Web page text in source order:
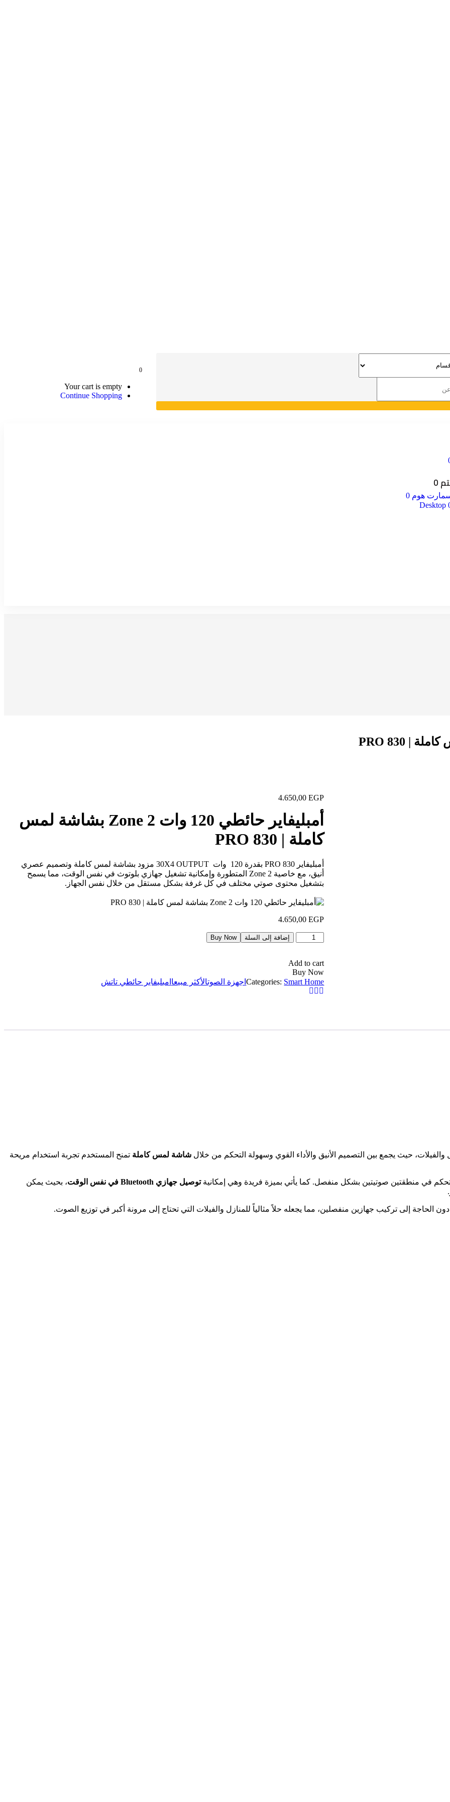
0
Your cart is empty
Continue Shopping
0
هوم 0
4.650,00EGP
أمبليفاير حائطي 120 وات 2 Zone بشاشة لمس
كاملة | 830 PRO
أمبليفاير 830 PRO بقدرة 120 وات 30X4 OUTPUT مزود بشاشة لمس كاملة وتصميم عصري
أنيق، مع خاصية 2 Zone المتطورة وإمكانية تشغيل جهازي بلوتوث في نفس الوقت، مما يسمح
بتشغيل محتوى صوتي مختلف في كل غرفة بشكل مستقل من خلال نفس الجهاز.
4.650,00EGP
إضافة إلى السلة Buy Now
Add to cart
Buy Now
Categories: Smart Home اجهزة الصوتالأكثر مبيعا امبليفاير حائطي تاتش
حيث يجمع بين التصميم الأنيق والأداء القوي وسهولة التحكم من خلال شاشة لمس كاملة تمنح المستخدم تجربة استخدام مريحة
في منطقتين صوتيتين بشكل منفصل. كما يأتي بميزة فريدة وهي إمكانيةتوصيل جهازي Bluetooth في نفس الوقت
، بحيث يمكن
الحاجة إلى تركيب جهازين منفصلين، مما يجعله حلاً مثالياً للمنازل والفيلات التي تحتاج إلى مرونة أكبر في توزيع الصوت.